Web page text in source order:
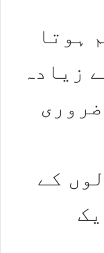
ہوتا
زیادہ
کے